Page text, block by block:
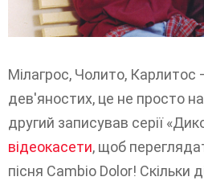
Мілагрос, Чолито, Карлитос
дев'яностих, це не просто
другий записував серії
відеокасети, щоб
пісня Cambio Dolor! Скільки